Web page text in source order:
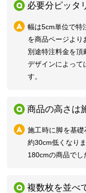
必要分ピッタ
幅は5cm単位で特
を商品ページより
別途特注料金を頂
デザインによって
す。
商品の高さは
施工時に脚を基
約30cm低くなりま
180cmの商品でし
複数枚を並べ